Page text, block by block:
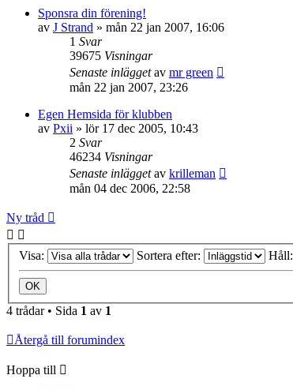
Sponsra din förening!
av J Strand » mån 22 jan 2007, 16:06
1 Svar
39675 Visningar
Senaste inläggetav mr green
mån 22 jan 2007, 23:26
Egen Hemsida för klubben
av Pxii » lör 17 dec 2005, 10:43
2 Svar
46234 Visningar
Senaste inläggetav krilleman
mån 04 dec 2006, 22:58
Ny tråd
Visa: Sortera efter: Håll:
4 trådar • Sida 1 av 1
Återgå till forumindex
Hoppa till